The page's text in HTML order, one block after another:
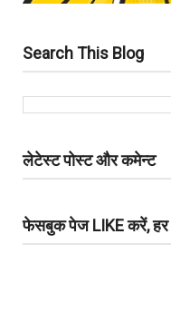
Search This Blog
लेटेस्ट पोस्ट और कमेन्ट
फेसबुक पेज LIKE करें, हर